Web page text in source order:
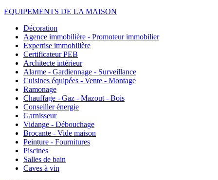
EQUIPEMENTS DE LA MAISON
Décoration
Agence immobilière - Promoteur immobilier
Expertise immobilière
Certificateur PEB
Architecte intérieur
Alarme - Gardiennage - Surveillance
Cuisines équipées - Vente - Montage
Ramonage
Chauffage - Gaz - Mazout - Bois
Conseiller énergie
Garnisseur
Vidange - Débouchage
Brocante - Vide maison
Peinture - Fournitures
Piscines
Salles de bain
Caves à vin